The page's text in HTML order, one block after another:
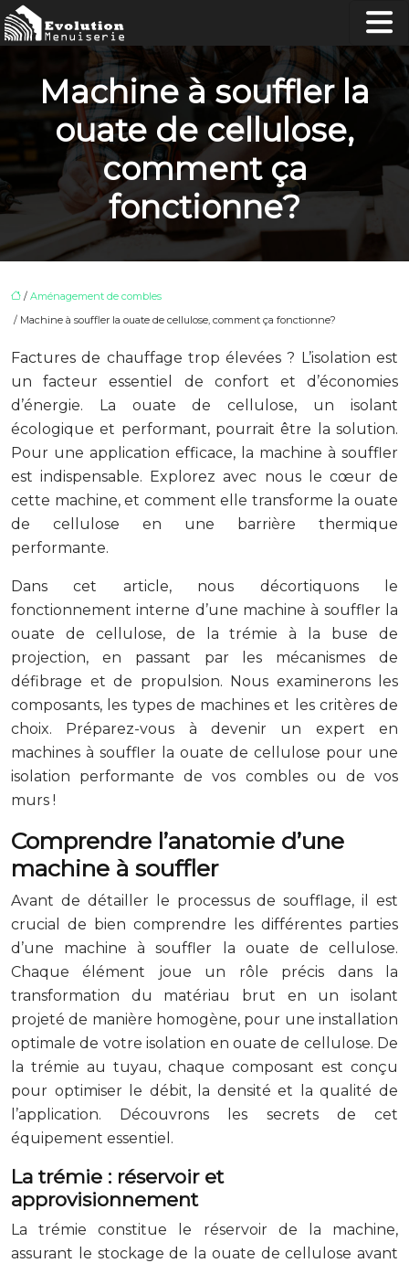
Machine à souffler la
ouate de cellulose,
comment ça
fonctionne?
/ Aménagement de combles
/ Machine à souffler la ouate de cellulose, comment ça fonctionne?
Factures de chauffage trop élevées ? L’isolation est
un facteur essentiel de confort et d’économies
d’énergie. La ouate de cellulose, un isolant
écologique et performant, pourrait être la solution.
Pour une application efficace, la machine à souffler
est indispensable. Explorez avec nous le cœur de
cette machine, et comment elle transforme la ouate
de cellulose en une barrière thermique
performante.
Dans cet article, nous décortiquons le
fonctionnement interne d’une machine à souffler la
ouate de cellulose, de la trémie à la buse de
projection, en passant par les mécanismes de
défibrage et de propulsion. Nous examinerons les
composants, les types de machines et les critères de
choix. Préparez-vous à devenir un expert en
machines à souffler la ouate de cellulose pour une
isolation performante de vos combles ou de vos
murs !
Comprendre l’anatomie d’une
machine à souffler
Avant de détailler le processus de soufflage, il est
crucial de bien comprendre les différentes parties
d’une machine à souffler la ouate de cellulose.
Chaque élément joue un rôle précis dans la
transformation du matériau brut en un isolant
projeté de manière homogène, pour une installation
optimale de votre isolation en ouate de cellulose. De
la trémie au tuyau, chaque composant est conçu
pour optimiser le débit, la densité et la qualité de
l’application. Découvrons les secrets de cet
équipement essentiel.
La trémie : réservoir et
approvisionnement
La trémie constitue le réservoir de la machine,
assurant le stockage de la ouate de cellulose avant